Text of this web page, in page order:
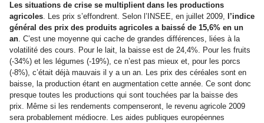
Les situations de crise se multiplient dans les productions
agricoles. Les prix s’effondrent. Selon l’INSEE, en juillet 2009,
l’indice
général des prix des produits agricoles a baissé de 15,6% en un
an. C’est une moyenne qui cache de grandes différences, liées à la
volatilité des cours. Pour le lait, la baisse est de 24,4%. Pour les fruits
(-34%) et les légumes (-19%), ce n’est pas mieux et, pour les porcs
(-8%), c’était déjà mauvais il y a un an. Les prix des céréales sont en
baisse, la production étant en augmentation cette année. Ce sont donc
presque toutes les productions qui sont touchées par la baisse des
prix. Même si les rendements compenseront, le revenu agricole 2009
sera probablement médiocre. Les aides publiques européennes